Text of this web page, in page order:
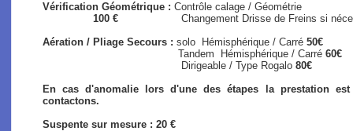
Vérification Géométrique : Contrôle calage / Géométrie
100 € Changement Drisse de Freins si
Aération / Pliage Secours : solo Hémisphérique / Carré 50€
Tandem Hémisphérique / Carré 60€
Dirigeable / Type Rogalo 80€
En cas d'anomalie lors d'une des étapes la prestation
contactons.
Suspente sur mesure : 20 €